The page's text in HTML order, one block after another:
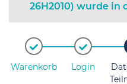
26H2010) wurde in
Warenkorb Login